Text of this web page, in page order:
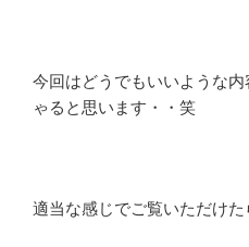
今回はどうでもいいような
ゃると思います・・笑
適当な感じでご覧いただけた